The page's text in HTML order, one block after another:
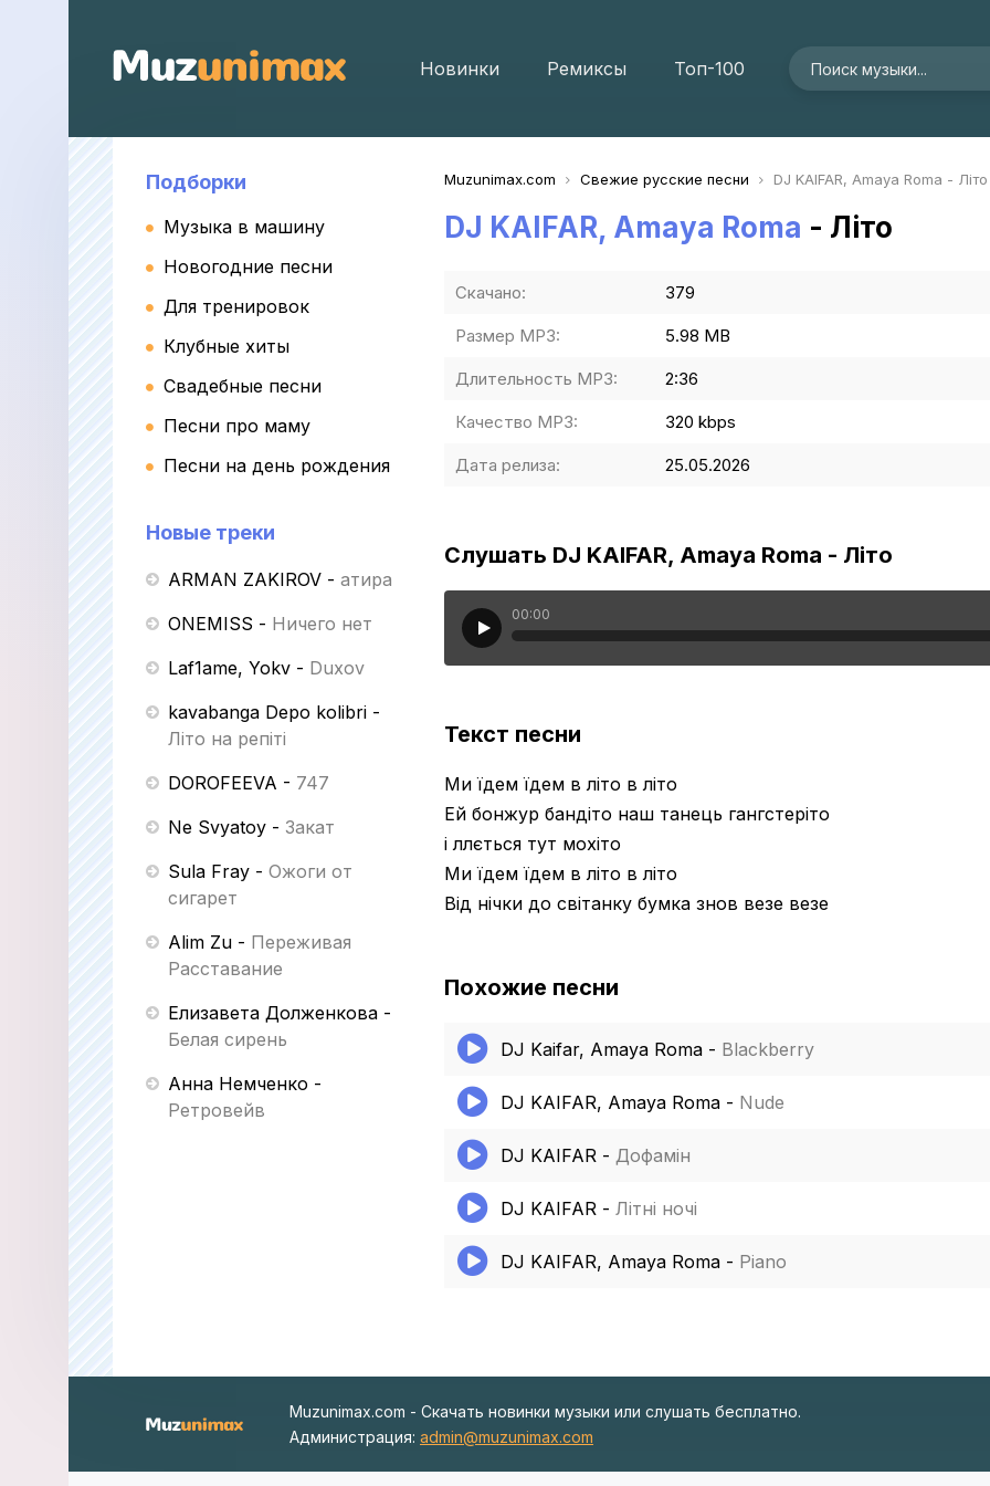
Новинки Ремиксы Топ-100
Подборки
Музыка в машину
Новогодние песни
Для тренировок
Клубные хиты
Свадебные песни
Песни про маму
Песни на день рождения
Новые треки
ARMAN ZAKIROV - Қатира
ONEMISS - Ничего нет
Laf1ame, Yokv - Duxov
kavabanga Depo kolibri -
Літо на репіті
DOROFEEVA - 747
Ne Svyatoy - Закат
Sula Fray - Ожоги от
сигарет
Alim Zu - Переживая
Расставание
Елизавета Долженкова -
Белая сирень
Анна Немченко -
Ретровейв
Muzunimax.com Свежие русские песни DJ KAIFAR, Amaya Roma - Літо
DJ KAIFAR, Amaya Roma - Літо
Скачано: 379
Размер MP3: 5.98 MB
Длительность MP3: 2:36
Качество MP3: 320 kbps
Дата релиза: 25.05.2026
Слушать DJ KAIFAR, Amaya Roma - Літо
00:00
Текст песни
Ми їдем їдем в літо в літо
Ей бонжур бандіто наш танець гангстеріто
і ллється тут мохіто
Ми їдем їдем в літо в літо
Від нічки до світанку бумка знов везе везе
Похожие песни
DJ Kaifar, Amaya Roma - Blackberry
DJ KAIFAR, Amaya Roma - Nude
DJ KAIFAR - Дофамін
DJ KAIFAR - Літні ночі
DJ KAIFAR, Amaya Roma - Piano
Muzunimax.com - Скачать новинки музыки или слушать бесплатно.
Администрация: admin@muzunimax.com